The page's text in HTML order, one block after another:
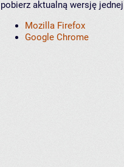
pobierz aktualną wersję
Mozilla Firefox
Google Chrome